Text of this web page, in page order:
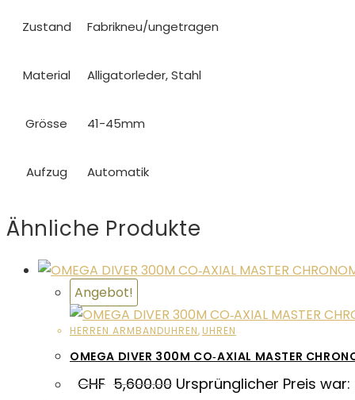
Zustand Fabrikneu/ungetragen
Material Alligatorleder, Stahl
Grösse 41-45mm
Aufzug Automatik
Ähnliche Produkte
Angebot!
HERREN ARMBANDUHREN, UHREN
OMEGA DIVER 300M CO‑AXIAL MASTER
CHF 5,600.00 Ursprünglicher Preis war: